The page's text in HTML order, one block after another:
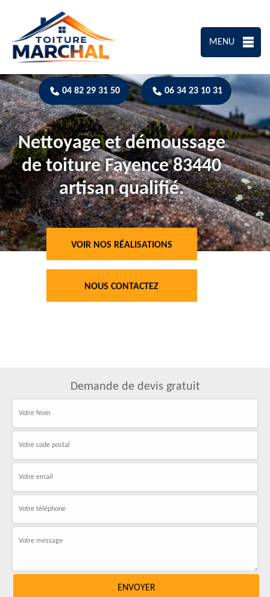
MENU
04 82 29 31 50 06 34 23 10 31
Nettoyage et démoussage
de toiture Fayence 83440
artisan qualifié.
VOIR NOS RÉALISATIONS
NOUS CONTACTEZ
Demande de devis gratuit